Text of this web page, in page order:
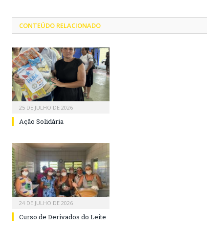
CONTEÚDO RELACIONADO
25 DE JULHO DE 2026
Ação Solidária
24 DE JULHO DE 2026
Curso de Derivados do Leite